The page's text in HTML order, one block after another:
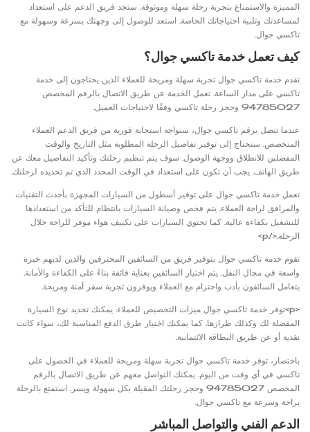
المميزة والاستمتاع بتجربة رحلة سهلة وموثوقة. ستجد فريق الدعم على استعداد
لمساعدتك وتلبية احتياجاتك الخاصة. استعد للوصول إلى وجهتك بسرعة وسهولة مع
تاكسي جوال.
كيف تعمل خدمة تاكسي جوال؟
تقدم خدمة تاكسي جوال تجربة سهلة ومريحة للعملاء الذين يحتاجون إلى خدمة
تاكسي على مدار الساعة. تعمل الخدمة عن طريق الاتصال بالرقم المخصص
94785027 وحجز رحلة تاكسي وفقًا لاحتياجات العميل.
عندما تتصل برقم تاكسي جوال، ستواجه استجابة فورية من فريق الدعم العملاء
المتخصص. ستحتاج إلى توفير تفاصيل الرحلة المطلوبة مثل التاريخ والوقت
المفضلين للانطلاق ووجهة الوصول. سوف يتم تنظيم رحلتك وتأكيد التفاصيل معك عن
طريق الهاتف. يجب أن تكون على استعداد في الوقت المحدد الذي تم تحديده لرحلتك.
تعمل خدمة تاكسي جوال على توفير أسطول من السيارات المجهزة بأحدث التقنيات
والمرافق لراحة العملاء. يتم فحص وصيانة السيارات بانتظام للتأكد من استعدادها
للتشغيل بكفاءة عالية. كما تحتوي السيارات على تكييف هواء موفر للراحة خلال
الرحلة.</p>
تقوم خدمة تاكسي جوال بتوفير فريق من السائقين المحترفين والذين لديهم خبرة
واسعة في مجال النقل. يتم اختيار السائقين بعناية فائقة بناءً على الكفاءة والأمانة.
يتعامل السائقون بأدب واحترام مع العملاء ويوفرون تجربة سفر آمنة ومريحة.
<p>توفر خدمة تاكسي جوال ميزات التخصيص للعملاء. يمكنك تحديد نوع السيارة
المفضلة لك وكذلك طرازها. كما يمكنك اختيار طرق الدفع المناسبة لك، سواء كانت
نقدية أو عن طريق البطاقة الائتمانية.
باختصار، توفر خدمة تاكسي جوال تجربة سهلة ومريحة للعملاء في الحصول على
تاكسي في أي وقت من اليوم. يمكنك التواصل معهم عن طريق الاتصال بالرقم
المخصص 94785027 وحجز رحلتك المقبلة بكل سهولة ويسر. استمتع بالرحلة
براحة وسرعة مع تاكسي جوال.
الدعم الفني والتواصل المباشر